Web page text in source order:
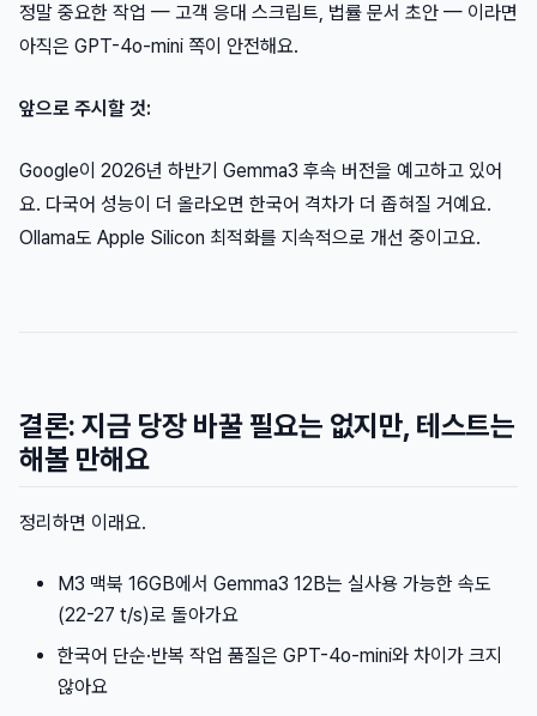
정말 중요한 작업 — 고객 응대 스크립트, 법률 문서 초안 — 이라면
아직은 GPT-4o-mini 쪽이 안전해요.
앞으로 주시할 것:
Google이 2026년 하반기 Gemma3 후속 버전을 예고하고 있어
요. 다국어 성능이 더 올라오면 한국어 격차가 더 좁혀질 거예요.
Ollama도 Apple Silicon 최적화를 지속적으로 개선 중이고요.
결론: 지금 당장 바꿀 필요는 없지만, 테스트는
해볼 만해요
정리하면 이래요.
M3 맥북 16GB에서 Gemma3 12B는 실사용 가능한 속도
(22-27 t/s)로 돌아가요
한국어 단순·반복 작업 품질은 GPT-4o-mini와 차이가 크지
않아요